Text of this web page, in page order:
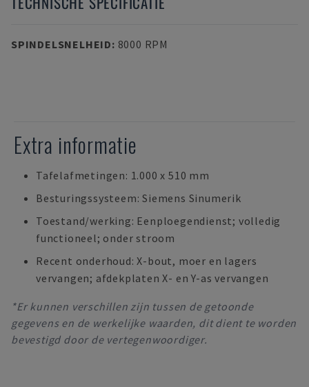
SPINDELSNELHEID: 8000 RPM
Extra informatie
Tafelafmetingen: 1.000 x 510 mm
Besturingssysteem: Siemens Sinumerik
Toestand/werking: Eenploegendienst; volledig
functioneel; onder stroom
Recent onderhoud: X-bout, moer en lagers
vervangen; afdekplaten X- en Y-as vervangen
*Er kunnen verschillen zijn tussen de getoonde
gegevens en de werkelijke waarden, dit dient te worden
bevestigd door de vertegenwoordiger.